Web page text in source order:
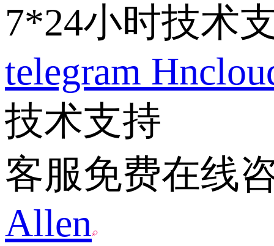
7*24小时技术
telegram
技术支持
客服免费在线
Allen